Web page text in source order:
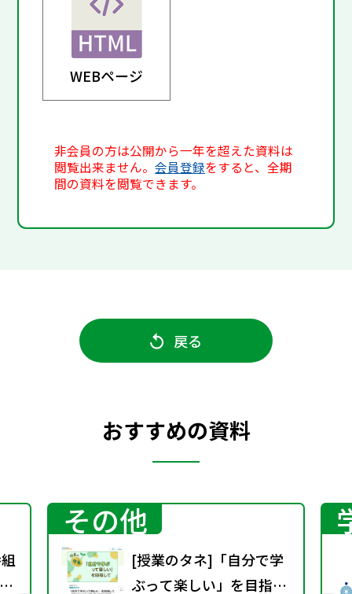
WEBページ
非会員の方は公開から一年を超えた資料は
閲覧出来ません。会員登録をすると、全期
間の資料を閲覧できます。
戻る
おすすめの資料
その他
[授業のタネ]「自分で学
ぶって楽しい」を目指し